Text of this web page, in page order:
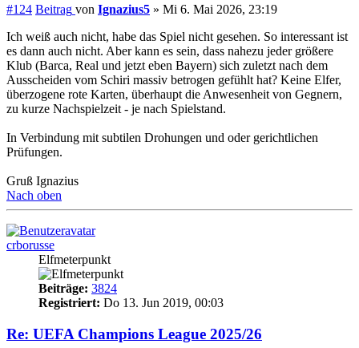
#124 Beitrag von Ignazius5 » Mi 6. Mai 2026, 23:19
Ich weiß auch nicht, habe das Spiel nicht gesehen. So interessant ist
es dann auch nicht. Aber kann es sein, dass nahezu jeder größere
Klub (Barca, Real und jetzt eben Bayern) sich zuletzt nach dem
Ausscheiden vom Schiri massiv betrogen gefühlt hat? Keine Elfer,
überzogene rote Karten, überhaupt die Anwesenheit von Gegnern,
zu kurze Nachspielzeit - je nach Spielstand.
In Verbindung mit subtilen Drohungen und oder gerichtlichen
Prüfungen.
Gruß Ignazius
Nach oben
crborusse
Elfmeterpunkt
Beiträge: 3824
Registriert: Do 13. Jun 2019, 00:03
Re: UEFA Champions League 2025/26